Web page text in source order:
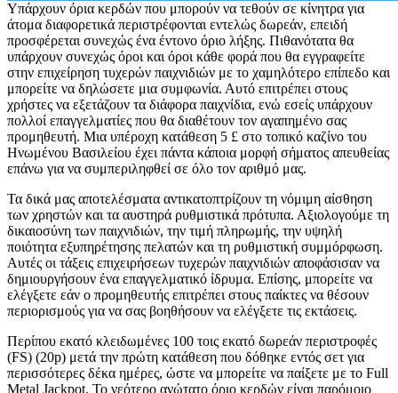
Υπάρχουν όρια κερδών που μπορούν να τεθούν σε κίνητρα για
άτομα διαφορετικά περιστρέφονται εντελώς δωρεάν, επειδή
προσφέρεται συνεχώς ένα έντονο όριο λήξης. Πιθανότατα θα
υπάρχουν συνεχώς όροι και όροι κάθε φορά που θα εγγραφείτε
στην επιχείρηση τυχερών παιχνιδιών με το χαμηλότερο επίπεδο και
μπορείτε να δηλώσετε μια συμφωνία. Αυτό επιτρέπει στους
χρήστες να εξετάζουν τα διάφορα παιχνίδια, ενώ εσείς υπάρχουν
πολλοί επαγγελματίες που θα διαθέτουν τον αγαπημένο σας
προμηθευτή. Μια υπέροχη κατάθεση 5 £ στο τοπικό καζίνο του
Ηνωμένου Βασιλείου έχει πάντα κάποια μορφή σήματος απευθείας
επάνω για να συμπεριληφθεί σε όλο τον αριθμό μας.
Τα δικά μας αποτελέσματα αντικατοπτρίζουν τη νόμιμη αίσθηση
των χρηστών και τα αυστηρά ρυθμιστικά πρότυπα. Αξιολογούμε τη
δικαιοσύνη των παιχνιδιών, την τιμή πληρωμής, την υψηλή
ποιότητα εξυπηρέτησης πελατών και τη ρυθμιστική συμμόρφωση.
Αυτές οι τάξεις επιχειρήσεων τυχερών παιχνιδιών αποφάσισαν να
δημιουργήσουν ένα επαγγελματικό ίδρυμα. Επίσης, μπορείτε να
ελέγξετε εάν ο προμηθευτής επιτρέπει στους παίκτες να θέσουν
περιορισμούς για να σας βοηθήσουν να ελέγξετε τις εκτάσεις.
Περίπου εκατό κλειδωμένες 100 τοις εκατό δωρεάν περιστροφές
(FS) (20p) μετά την πρώτη κατάθεση που δόθηκε εντός σετ για
περισσότερες δέκα ημέρες, ώστε να μπορείτε να παίξετε με το Full
Metal Jackpot. Το νεότερο ανώτατο όριο κερδών είναι παρόμοιο